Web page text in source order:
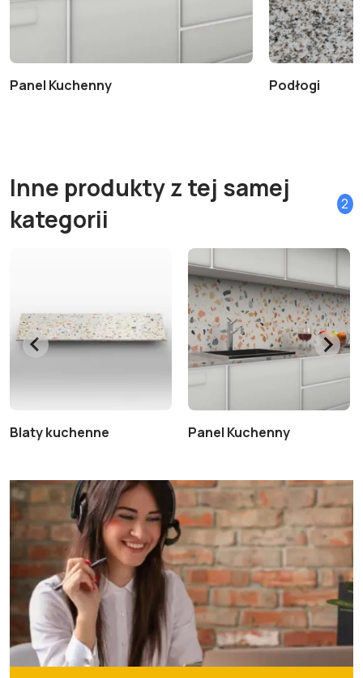
Panel Kuchenny Podłogi
Inne produkty z tej samej
kategorii
2
Blaty kuchenne Panel Kuchenny